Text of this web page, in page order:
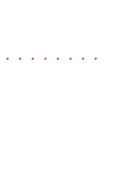
・・・・・・・